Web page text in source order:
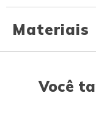
Materiais
Você